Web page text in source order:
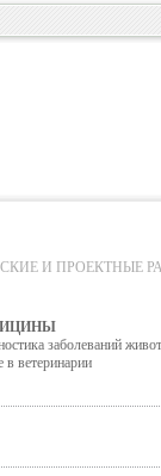
И ПРОЕКТНЫЕ
заболеваний
в ветеринарии